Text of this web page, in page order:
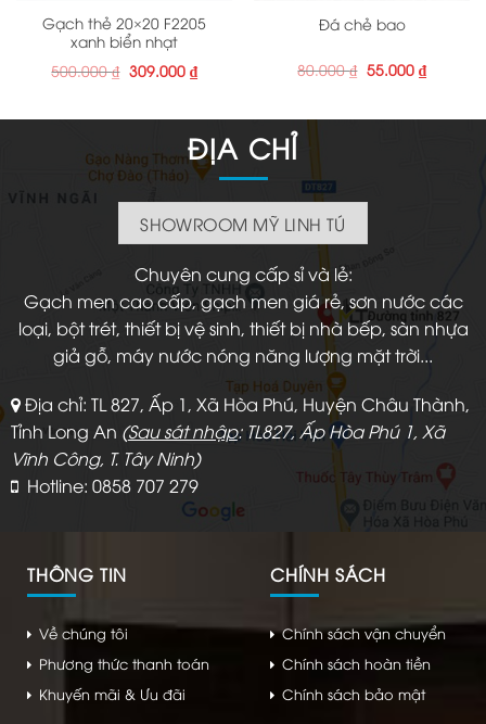
Gạch thẻ 20×20 F2205
xanh biển nhạt
500.000₫ Giá
gốc
309.000 ₫Giá
hiện
309.000 ₫.
Đá chẻ bao
80.000₫ Giá
gốc
55.000 ₫Giá
hiện
55.000
ĐỊA CHỈ
SHOWROOM MỸ LINH TÚ
Chuyên cung cấp sỉ và lẻ:
Gạch men cao cấp, gạch men giá rẻ, sơn nước các
loại, bột trét, thiết bị vệ sinh, thiết bị nhà bếp, sàn nhựa
giả gỗ, máy nước nóng năng lượng mặt trời...
Địa chỉ: TL 827, Ấp 1, Xã Hòa Phú, Huyện Châu Thành,
Tỉnh Long An (Sau sát nhập: TL827, Ấp Hòa Phú 1, Xã
Vĩnh Công, T. Tây Ninh)
Hotline: 0858 707 279
THÔNG TIN
Về chúng tôi
Phương thức thanh toán
Khuyến mãi & Ưu đãi
CHÍNH SÁCH
Chính sách vận chuyển
Chính sách hoàn tiền
Chính sách bảo mật